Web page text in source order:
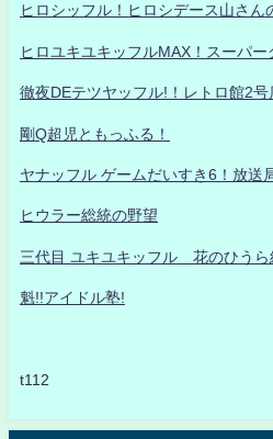
ヒロシッフル！ヒロシデース山さん
ヒロユキユキッフルMAX！スーパー
徹夜DEテツヤッフル!！レトロ館2号
剛Q超児ともっふる！
ヤナッフル ゲームだいすき6！放送
ヒウラー総統の野望
三代目 ユキユキッフル 花のひうら
魁!!アイドル塾!
t112